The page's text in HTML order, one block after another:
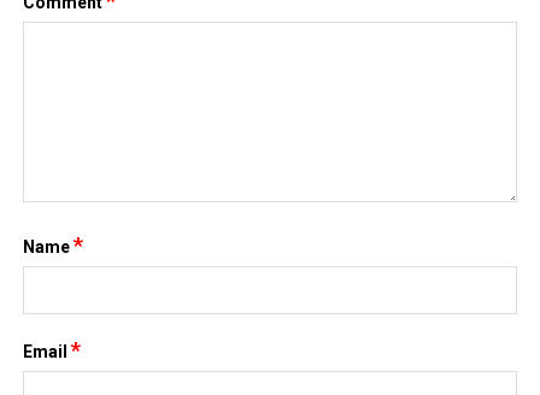
Name*
Email*